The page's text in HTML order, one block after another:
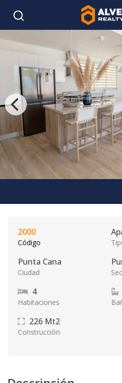
2000
Código
Punta Cana
Ciudad
4
Habitaciones
226 Mt2
Construcción